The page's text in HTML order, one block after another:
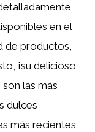
en el
de productos,
¡su delicioso
las más
dulces
más recientes